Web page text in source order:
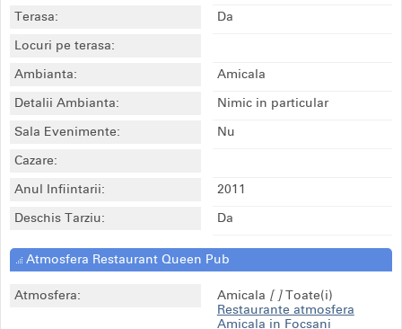
Terasa:
Da
Locuri pe terasa:
Ambianta:
Amicala
Detalii Ambianta:
Nimic in particular
Sala Evenimente:
Nu
Cazare:
Anul Infiintarii:
2011
Deschis Tarziu:
Da
Atmosfera Restaurant Queen Pub
Atmosfera: Amicala [ ]Toate(i)
Restaurante atmosfera
Amicala in Focsani